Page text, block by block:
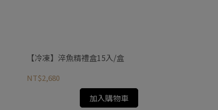
【冷凍】淬魚精禮盒15入/盒
NT$2,680
加入購物車